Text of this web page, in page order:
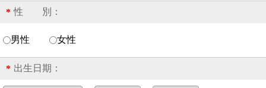
* 性 別：
男性 女性
* 出生日期：